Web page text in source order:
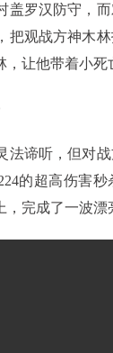
罗汉防守，而
把观战方神木
让他带着小死
谛听，但对战
的超高伤害
完成了一波漂